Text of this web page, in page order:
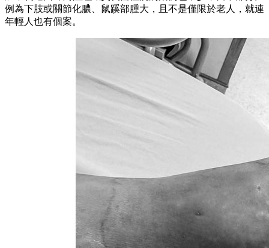
例為下肢或關節化膿、鼠蹊部腫大，且不是僅限於老人，就連
年輕人也有個案。